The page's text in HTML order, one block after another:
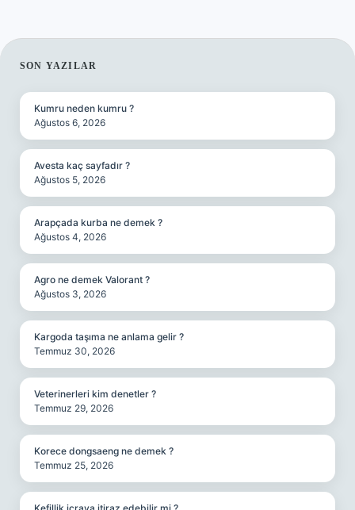
SIDEBAR
SON YAZILAR
Kumru neden kumru ?
Ağustos 6, 2026
Avesta kaç sayfadır ?
Ağustos 5, 2026
Arapçada kurba ne demek ?
Ağustos 4, 2026
Agro ne demek Valorant ?
Ağustos 3, 2026
Kargoda taşıma ne anlama gelir ?
Temmuz 30, 2026
Veterinerleri kim denetler ?
Temmuz 29, 2026
Korece dongsaeng ne demek ?
Temmuz 25, 2026